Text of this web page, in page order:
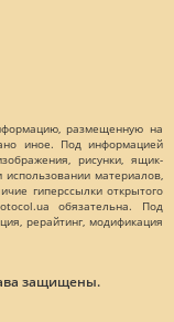
размещенную на
иное. Под информацией
рисунки, ящик-
материалов,
гиперссылки открытого
обязательна. Под
рерайтинг, модификация
защищены.